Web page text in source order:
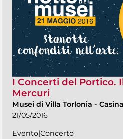
I Concerti del Portico.
Mercuri
Musei di Villa Torlonia -
21/05/2016
Evento|Concerto